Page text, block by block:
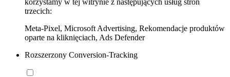
trzecich:
Meta-Pixel, Microsoft Advertising, Rekomendacje produktów
oparte na kliknięciach, Ads Defender
Rozszerzony Conversion-Tracking